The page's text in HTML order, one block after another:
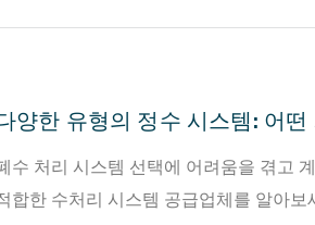
양한 유형의 정수 시스템: 어
수 처리 시스템 선택에 어려움을 겪고
합한 수처리 시스템 공급업체를 알아보